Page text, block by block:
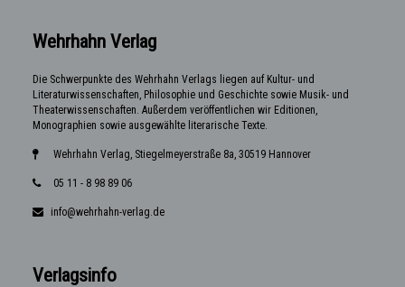
Wehrhahn Verlag
Die Schwerpunkte des Wehrhahn Verlags liegen auf Kultur- und
Literaturwissenschaften, Philosophie und Geschichte sowie Musik- und
Theaterwissenschaften. Außerdem veröffentlichen wir Editionen,
Monographien sowie ausgewählte literarische Texte.
Wehrhahn Verlag, Stiegelmeyerstraße 8a, 30519 Hannover
05 11 - 8 98 89 06
info@wehrhahn-verlag.de
Verlagsinfo